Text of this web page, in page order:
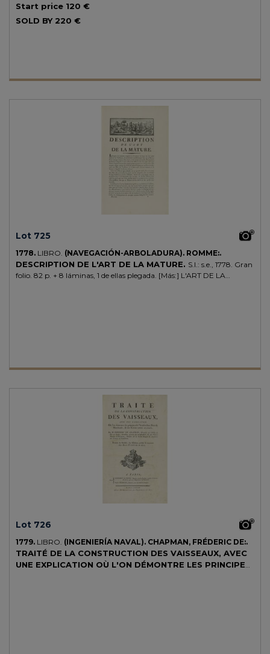
nervios, doble tejuelo, lomera cuajada. Palau 50869, que cita
ejemplares con 3 láminas .
Start price 120 €
SOLD BY 220 €
Lot 725
1778. LIBRO. (NAVEGACIÓN-ARBOLADURA). ROMME:.
DESCRIPTION DE L'ART DE LA MATURE. S.l.: s.e., 1778. Gran
folio. 82 p. + 8 láminas, 1 de ellas plegada. [Más:] L'ART DE LA
Lot 726
1779. LIBRO. (INGENIERÍA NAVAL). CHAPMAN, FRÉDERIC DE:.
TRAITÉ DE LA CONSTRUCTION DES VAISSEAUX, AVEC
UNE EXPLICATION OÙ L'ON DÉMONTRE LES PRINCIPES